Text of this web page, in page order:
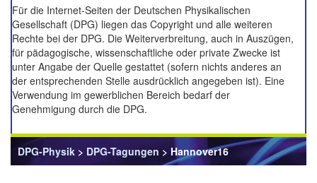
Für die Internet-Seiten der Deutschen Physikalischen
Gesellschaft (DPG) liegen das Copyright und alle weiteren
Rechte bei der DPG. Die Weiterverbreitung, auch in Auszügen,
für pädagogische, wissenschaftliche oder private Zwecke ist
unter Angabe der Quelle gestattet (sofern nichts anderes an
der entsprechenden Stelle ausdrücklich angegeben ist). Eine
Verwendung im gewerblichen Bereich bedarf der
Genehmigung durch die DPG.
DPG-Physik > DPG-Tagungen > Hannover16